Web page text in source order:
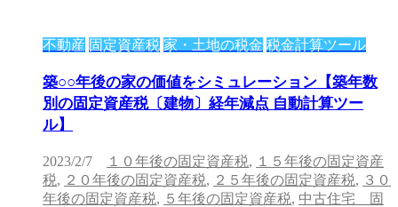
不動産 固定資産税 家・土地の税金 税金計算ツール
築○○年後の家の価値をシミュレーション【築年数
別の固定資産税〔建物〕経年減点 自動計算ツー
ル】
2023/2/7 １０年後の固定資産税, １５年後の固定資産
税, ２０年後の固定資産税, ２５年後の固定資産税, ３０
年後の固定資産税, ５年後の固定資産税, 中古住宅 固